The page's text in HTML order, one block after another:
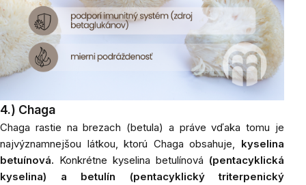
4.) Chaga
Chaga rastie na brezach (betula) a práve vďaka tomu je
najvýznamnejšou látkou, ktorú Chaga obsahuje, kyselina
betuínová. Konkrétne kyselina betulínová (pentacyklická
kyselina) a betulín (pentacyklický triterpenický